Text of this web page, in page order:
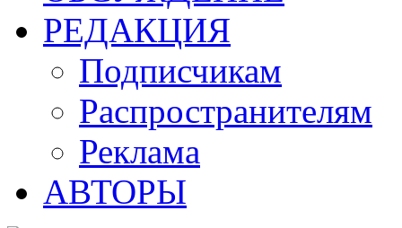
РЕДАКЦИЯ
Подписчикам
Распространителям
Реклама
АВТОРЫ